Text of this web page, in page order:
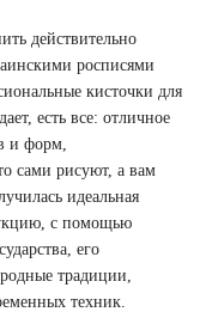
действительно
росписями
кисточки для
есть все: отличное
и форм,
сами рисуют, а вам
идеальная
с помощью
его
традиции,
техник.